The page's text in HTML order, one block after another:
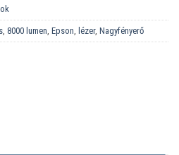
8000 lumen Epson lézer, Nagyfényerő